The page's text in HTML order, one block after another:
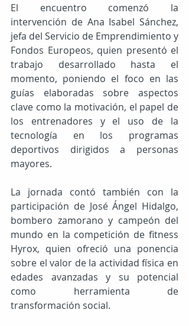
El encuentro comenzó la
intervención de Ana Isabel Sánchez,
jefa del Servicio de Emprendimiento y
Fondos Europeos, quien presentó el
trabajo desarrollado hasta el
momento, poniendo el foco en las
guías elaboradas sobre aspectos
clave como la motivación, el papel de
los entrenadores y el uso de la
tecnología en los programas
deportivos dirigidos a personas
mayores.
La jornada contó también con la
participación de José Ángel Hidalgo,
bombero zamorano y campeón del
mundo en la competición de fitness
Hyrox, quien ofreció una ponencia
sobre el valor de la actividad física en
edades avanzadas y su potencial
como herramienta de
transformación social.